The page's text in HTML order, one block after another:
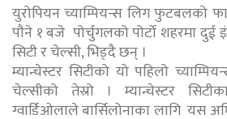
युरोपियन च्याम्पियन्स लिग फुटबलको
पौने १ बजे पोर्चुगलको पोर्टो शहरमा दुई
सिटी र चेल्सी, भिड्दै छन् ।
म्यान्चेस्टर सिटीको यो पहिलो
चेल्सीको तेस्रो । म्यान्चेस्टर
ग्वार्डिओलाले बार्सिलोनाका लागि यस